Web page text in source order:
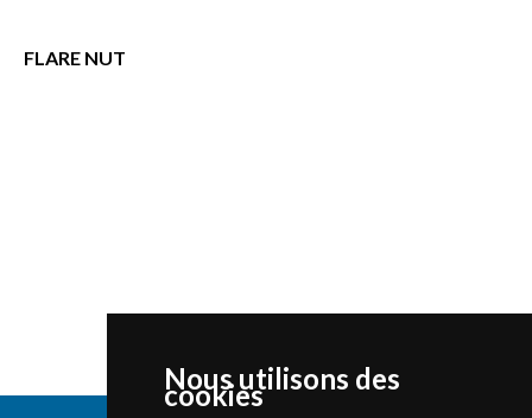
Nous utilisons des
cookies
FLARE NUT